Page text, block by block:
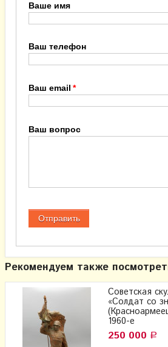
Ваше имя
Ваш телефон
Ваш email
Ваш вопрос
Рекомендуем также
Советская
«Солдат со
1960-е
250 000 Р